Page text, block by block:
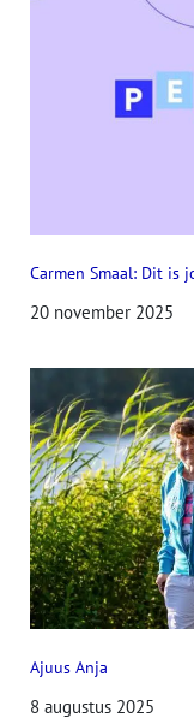
Carmen Smaal: Dit is
20 november 2025
Ajuus Anja
8 augustus 2025